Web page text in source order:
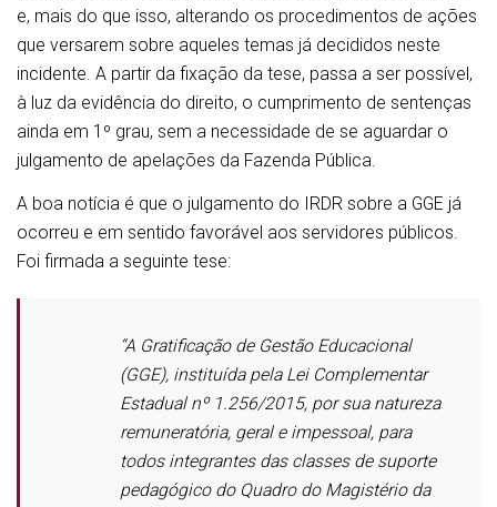
e, mais do que isso, alterando os procedimentos de ações
que versarem sobre aqueles temas já decididos neste
incidente. A partir da fixação da tese, passa a ser possível,
à luz da evidência do direito, o cumprimento de sentenças
ainda em 1º grau, sem a necessidade de se aguardar o
julgamento de apelações da Fazenda Pública.
A boa notícia é que o julgamento do IRDR sobre a GGE já
ocorreu e em sentido favorável aos servidores públicos.
Foi firmada a seguinte tese:
“A Gratificação de Gestão Educacional
(GGE), instituída pela Lei Complementar
Estadual nº 1.256/2015, por sua natureza
remuneratória, geral e impessoal, para
todos integrantes das classes de suporte
pedagógico do Quadro do Magistério da